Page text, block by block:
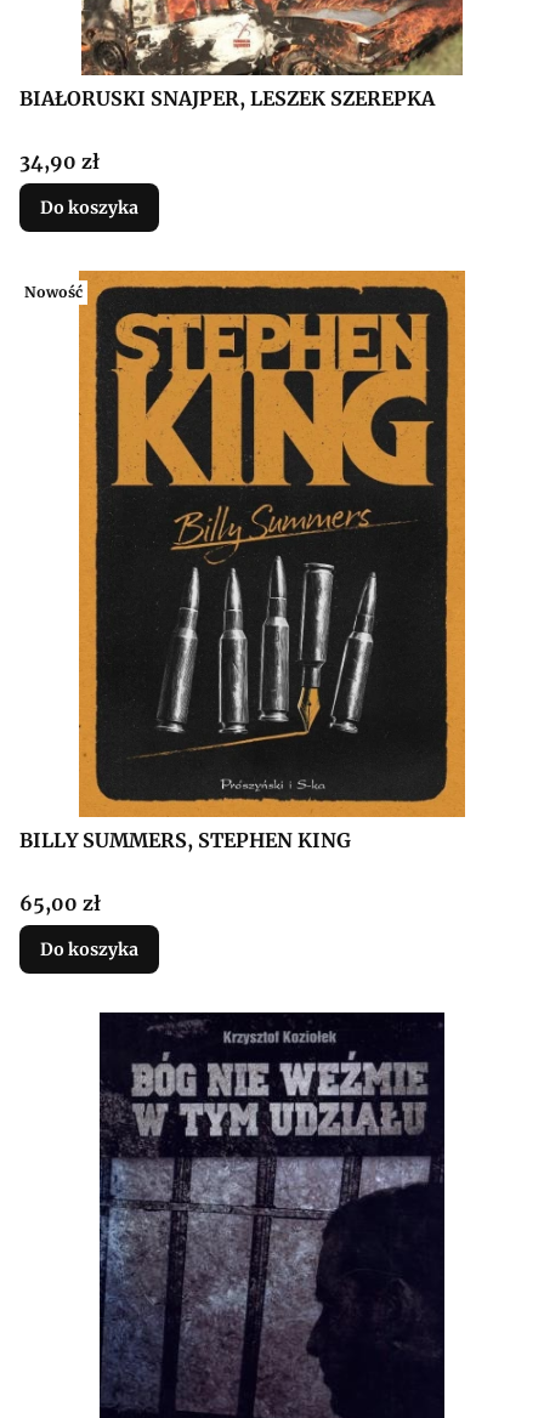
BIAŁORUSKI SNAJPER, LESZEK SZEREPKA
Cena
34,90 zł
Do koszyka
Nowość
BILLY SUMMERS, STEPHEN KING
Cena
65,00 zł
Do koszyka